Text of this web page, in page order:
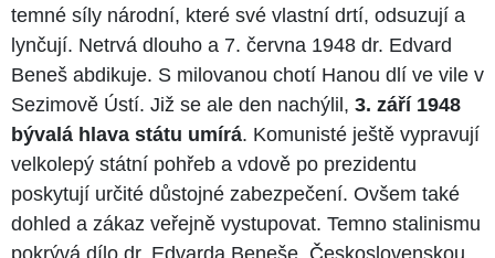
temné síly národní, které své vlastní drtí, odsuzují a
lynčují. Netrvá dlouho a 7. června 1948 dr. Edvard
Beneš abdikuje. S milovanou chotí Hanou dlí ve vile v
Sezimově Ústí. Již se ale den nachýlil, 3. září 1948
bývalá hlava státu umírá. Komunisté ještě vypravují
velkolepý státní pohřeb a vdově po prezidentu
poskytují určité důstojné zabezpečení. Ovšem také
dohled a zákaz veřejně vystupovat. Temno stalinismu
pokrývá dílo dr. Edvarda Beneše, Československou